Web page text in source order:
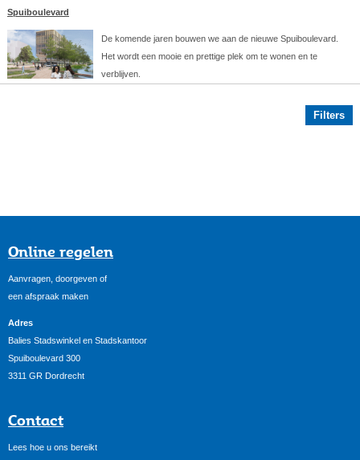
Spuiboulevard
De komende jaren bouwen we aan de nieuwe Spuiboulevard.
Het wordt een mooie en prettige plek om te wonen en te
verblijven.
Filters
Online regelen
Aanvragen, doorgeven of
een afspraak maken
Adres
Balies Stadswinkel en Stadskantoor
Spuiboulevard 300
3311 GR Dordrecht
Contact
Lees hoe u ons bereikt